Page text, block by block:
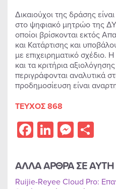
Δικαιούχοι της δράσης
στο ψηφιακό μητρώο της
οποίοι βρίσκονται εκτός
και Κατάρτισης και
με επιχειρηματικό σχέδιο.
και τα κριτήρια
περιγράφονται αναλυτικά
προδημοσίευση είναι
ΤΕΥΧΟΣ 868
Facebook
LinkedIn
ΑΛΛΑ ΑΡΘΡΑ ΣΕ ΑΥΤΗ
Ruijie-Reyee Cloud Pro: